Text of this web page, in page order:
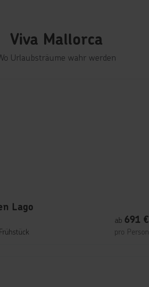
Viva Mallorca
Urlaubsträume wahr werden
Lago
Frühstück
ab 691 €
pro Person